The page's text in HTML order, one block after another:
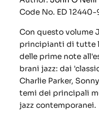
Code No. ED 12440-
Con questo volume
principianti di tutte
delle prime note
brani jazz: dai
Charlie Parker,
temi dei principali
jazz contemporanei.